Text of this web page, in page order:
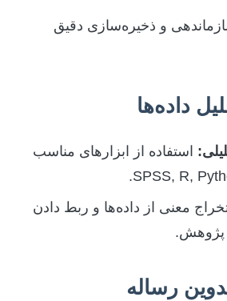
و ذخیره‌سازی دقیق
استفاده از ابزارهای مناسب
معنی از داده‌ها و ربط دادن
پژوهش.